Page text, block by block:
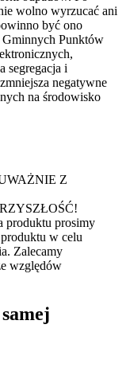
wolno wyrzucać ani
być ono
Gminnych Punktów
segregacja i
negatywne
na środowisko
Z
produktu prosimy
w celu
Zalecamy
względów